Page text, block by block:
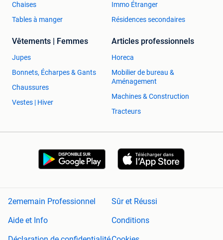
Chaises
Tables à manger
Immo Étranger
Résidences secondaires
Vêtements | Femmes
Jupes
Bonnets, Écharpes & Gants
Chaussures
Vestes | Hiver
Articles professionnels
Horeca
Mobilier de bureau &
Aménagement
Machines & Construction
Tracteurs
2ememain Professionnel
Sûr et Réussi
Aide et Info
Conditions